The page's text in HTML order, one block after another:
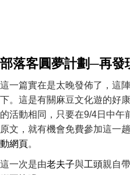
部落客圓夢計劃─再發
這一篇實在是太晚發佈了，這
下。這是有關麻豆文化遊的好
的活動相同，只要在9/4日中午
原文，就有機會免費參加這一
動網頁。
這一次是由老夫子與工頭親自